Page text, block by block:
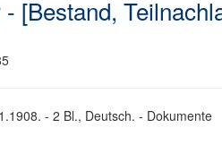
[Bestand,
- 2 Bl., Deutsch. - Dokumente